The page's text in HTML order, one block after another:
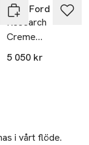
Tom Ford
Research
Creme
Concentrate
5 050 kr
i vårt flöde.